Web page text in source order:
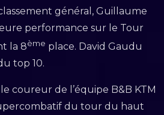
général, Guillaume
performance sur le Tour
la 8ème place. David Gaudu
top 10.
coureur de l’équipe B&B KTM
du tour du haut